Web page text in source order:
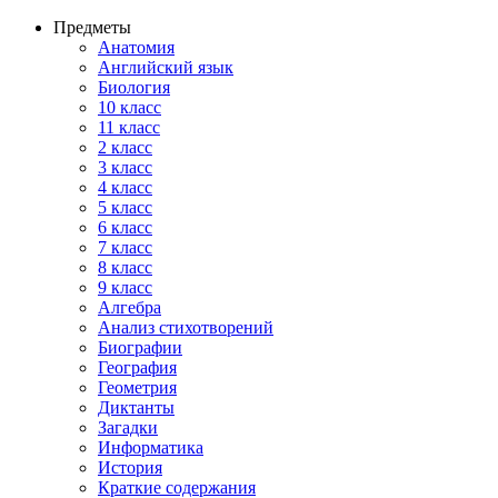
Предметы
Анатомия
Английский язык
Биология
10 класс
11 класс
2 класс
3 класс
4 класс
5 класс
6 класс
7 класс
8 класс
9 класс
Алгебра
Анализ стихотворений
Биографии
География
Геометрия
Диктанты
Загадки
Информатика
История
Краткие содержания